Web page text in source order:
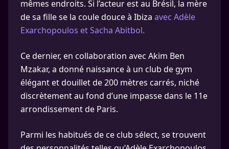
mêmes endroits. Si l’acteur est au Brésil, la mère
de sa fille se la coule douce à Ibiza avec Adèle
Exarchopoulos et Sacha Abitbol.
Ce dernier, en collaboration avec Akim Ben
Mzakar, a donné naissance à un club de gym
élégant et douillet de 200 mètres carrés, niché
discrètement au fond d’une impasse dans le 11e
arrondissement de Paris.
Parmi les habitués de ce club sélect, se trouvent